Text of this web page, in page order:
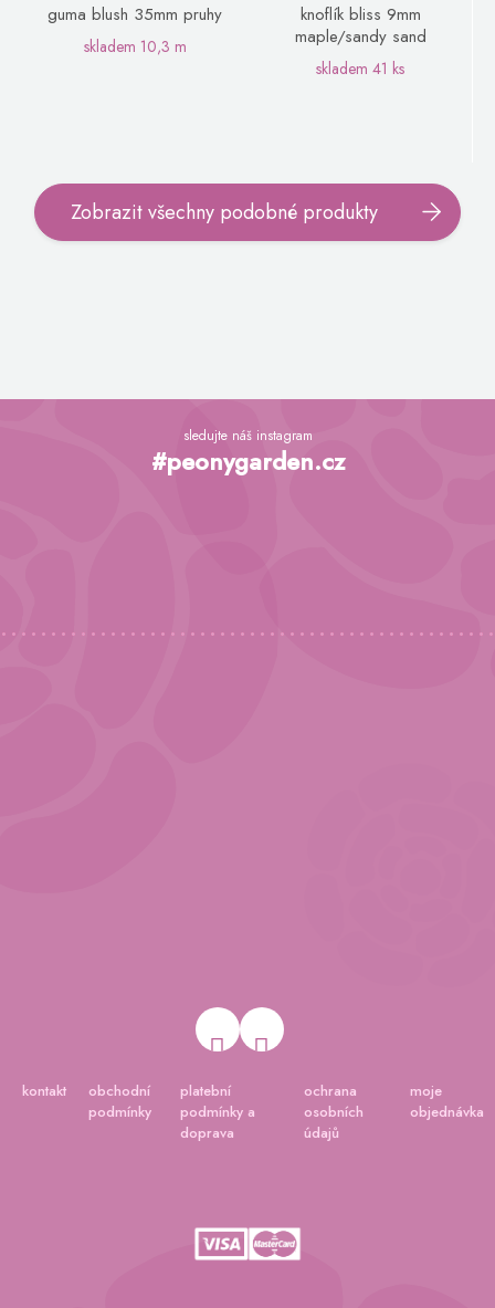
guma blush 35mm pruhy
skladem 10,3 m
knoflík bliss 9mm
maple/sandy sand
skladem 41 ks
Zobrazit všechny podobné produkty
Z
sledujte náš instagram
#peonygarden.cz
kontakt
obchodní
podmínky
platební
podmínky a
doprava
ochrana
osobních
údajů
moje
objednávka